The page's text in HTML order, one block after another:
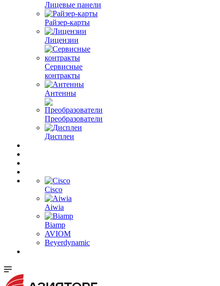
Лицевые панели
Райзер-карты
Лицензии
Сервисные
контракты
Антенны
Преобразователи
Дисплеи
Cisco
Aiwia
Biamp
AVIOM
Beyerdynamic